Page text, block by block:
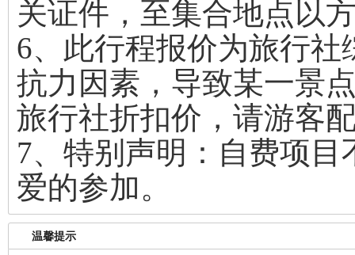
关证件，至集合地点以
6、此行程报价为旅行
抗力因素，导致某一景
旅行社折扣价，请游客
7、特别声明：自费项
爱的参加。
温馨提示